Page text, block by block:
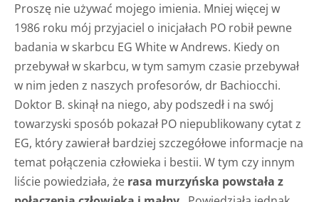
Proszę nie używać mojego imienia. Mniej więcej w
1986 roku mój przyjaciel o inicjałach PO robił pewne
badania w skarbcu EG White w Andrews. Kiedy on
przebywał w skarbcu, w tym samym czasie przebywał
w nim jeden z naszych profesorów, dr Bachiocchi.
Doktor B. skinął na niego, aby podszedł i na swój
towarzyski sposób pokazał PO niepublikowany cytat z
EG, który zawierał bardziej szczegółowe informacje na
temat połączenia człowieka i bestii. W tym czy innym
liście powiedziała, że rasa murzyńska powstała z